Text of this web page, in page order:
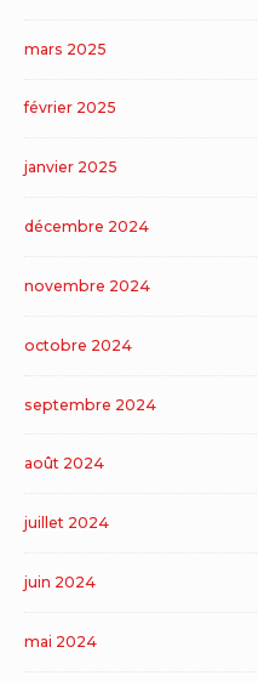
mars 2025
février 2025
janvier 2025
décembre 2024
novembre 2024
octobre 2024
septembre 2024
août 2024
juillet 2024
juin 2024
mai 2024